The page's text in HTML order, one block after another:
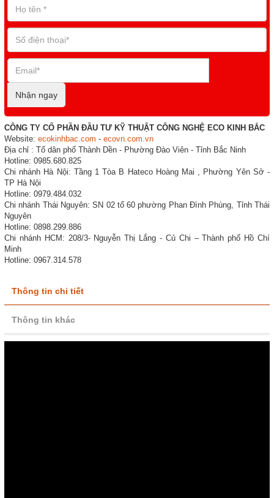
Nhận ngay
CÔNG TY CỔ PHẦN ĐẦU TƯ KỸ THUẬT CÔNG NGHỆ ECO KINH BẮC
Website: ecokinhbac.com - ecovn.com.vn
Địa chỉ : Tổ dân phố Thành Dền - Phường Đào Viên - Tỉnh Bắc Ninh
Hotline: 0985.680.825
Chi nhánh Hà Nội: Tầng 1 Tòa B Hateco Hoàng Mai , Phường Yên Sở -
TP Hà Nội
Hotline: 0979.484.032
Chi nhánh Thái Nguyên: SN 02 tổ 60 phường Phan Đình Phùng, Tỉnh Thái
Nguyên
Hotline: 0898.299.886
Chi nhánh HCM: 208/3- Nguyễn Thị Lắng - Củ Chi – Thành phố Hồ Chí
Minh
Hotline: 0967.314.578
Thông tin chi tiết
Thông tin khác